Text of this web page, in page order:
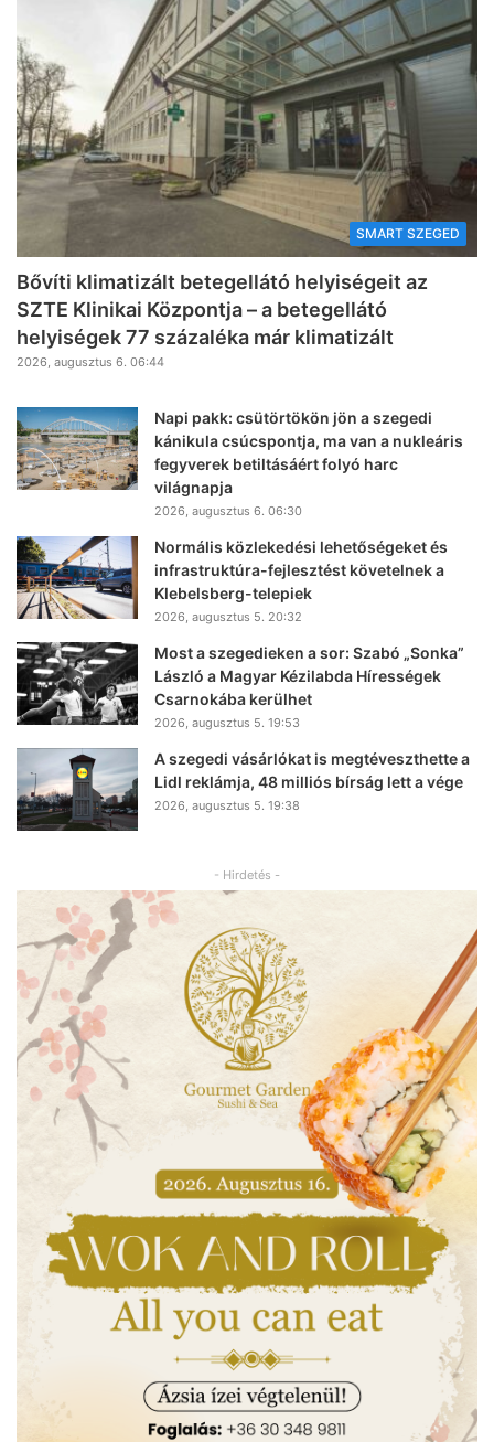
SMART SZEGED
Bővíti klimatizált betegellátó helyiségeit az
SZTE Klinikai Központja – a betegellátó
helyiségek 77 százaléka már klimatizált
2026, augusztus 6. 06:44
Napi pakk: csütörtökön jön a szegedi
kánikula csúcspontja, ma van a nukleáris
fegyverek betiltásáért folyó harc
világnapja
2026, augusztus 6. 06:30
Normális közlekedési lehetőségeket és
infrastruktúra-fejlesztést követelnek a
Klebelsberg-telepiek
2026, augusztus 5. 20:32
Most a szegedieken a sor: Szabó „Sonka”
László a Magyar Kézilabda Hírességek
Csarnokába kerülhet
2026, augusztus 5. 19:53
A szegedi vásárlókat is megtéveszthette a
Lidl reklámja, 48 milliós bírság lett a vége
2026, augusztus 5. 19:38
- Hirdetés -